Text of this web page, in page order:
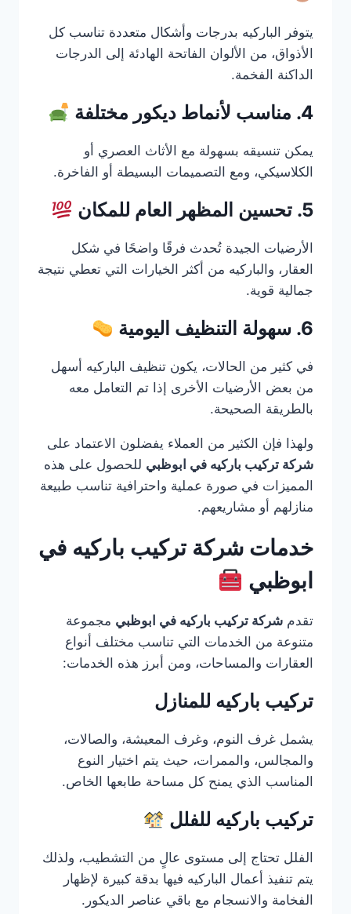
يتوفر الباركيه بدرجات وأشكال متعددة تناسب كل
الأذواق، من الألوان الفاتحة الهادئة إلى الدرجات
الداكنة الفخمة.
4. مناسب لأنماط ديكور مختلفة
يمكن تنسيقه بسهولة مع الأثاث العصري أو
الكلاسيكي، ومع التصميمات البسيطة أو الفاخرة.
5. تحسين المظهر العام للمكان
الأرضيات الجيدة تُحدث فرقًا واضحًا في شكل
العقار، والباركيه من أكثر الخيارات التي تعطي نتيجة
جمالية قوية.
6. سهولة التنظيف اليومية
في كثير من الحالات، يكون تنظيف الباركيه أسهل
من بعض الأرضيات الأخرى إذا تم التعامل معه
بالطريقة الصحيحة.
ولهذا فإن الكثير من العملاء يفضلون الاعتماد على
شركة تركيب باركيه في ابوظبي للحصول على هذه
المميزات في صورة عملية واحترافية تناسب طبيعة
منازلهم أو مشاريعهم.
خدمات شركة تركيب باركيه في
ابوظبي
تقدم شركة تركيب باركيه في ابوظبي مجموعة
متنوعة من الخدمات التي تناسب مختلف أنواع
العقارات والمساحات، ومن أبرز هذه الخدمات:
تركيب باركيه للمنازل
يشمل غرف النوم، وغرف المعيشة، والصالات،
والمجالس، والممرات، حيث يتم اختيار النوع
المناسب الذي يمنح كل مساحة طابعها الخاص.
تركيب باركيه للفلل
الفلل تحتاج إلى مستوى عالٍ من التشطيب، ولذلك
يتم تنفيذ أعمال الباركيه فيها بدقة كبيرة لإظهار
الفخامة والانسجام مع باقي عناصر الديكور.